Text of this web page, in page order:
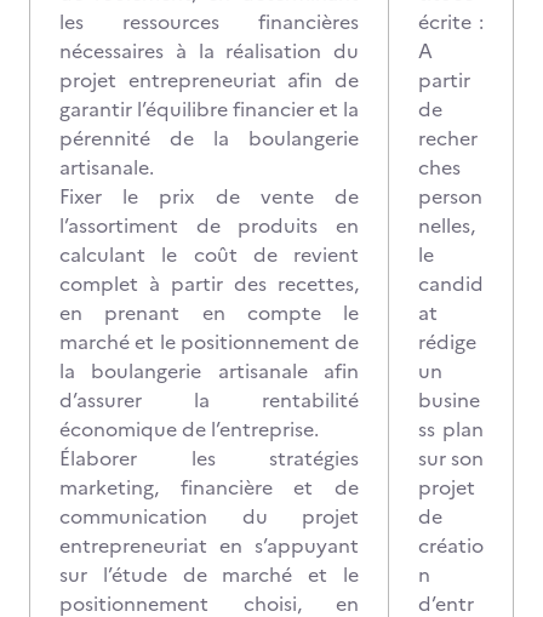
les ressources financières
nécessaires à la réalisation du
projet entrepreneuriat afin de
garantir l’équilibre financier et la
pérennité de la boulangerie
artisanale.
Fixer le prix de vente de
l’assortiment de produits en
calculant le coût de revient
complet à partir des recettes,
en prenant en compte le
marché et le positionnement de
la boulangerie artisanale afin
d’assurer la rentabilité
économique de l’entreprise.
Élaborer les stratégies
marketing, financière et de
communication du projet
entrepreneuriat en s’appuyant
sur l’étude de marché et le
positionnement choisi, en
écrite :
A
partir
de
recher
ches
person
nelles,
le
candid
at
rédige
un
busine
ss plan
sur son
projet
de
créatio
n
d’entr